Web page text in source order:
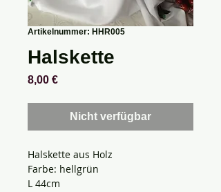
Artikelnummer: HHR005
Halskette
8,00 €Preis
Nicht verfügbar
Halskette aus Holz
Farbe: hellgrün
L 44cm